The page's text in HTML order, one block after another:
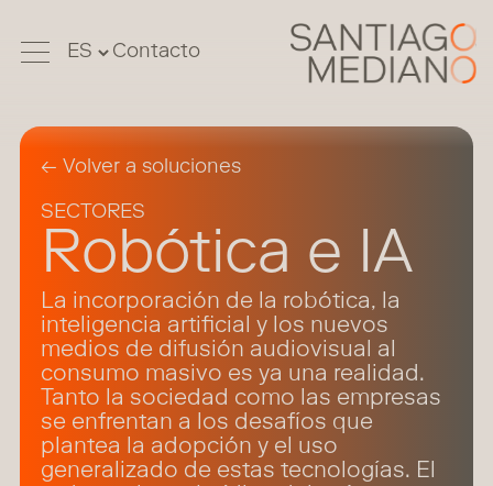
Contacto
← Volver a soluciones
SECTORES
Robótica e IA
La incorporación de la robótica, la
inteligencia artificial y los nuevos
medios de difusión audiovisual al
consumo masivo es ya una realidad.
Tanto la sociedad como las empresas
se enfrentan a los desafíos que
plantea la adopción y el uso
generalizado de estas tecnologías. El